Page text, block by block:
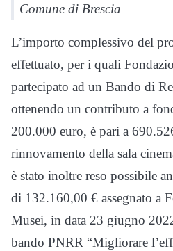
Comune di Brescia
L’importo complessivo del
effettuato, per i quali
partecipato ad un Bando di
ottenendo un contributo a
200.000 euro, è pari a
rinnovamento della sala
è stato inoltre reso possibile
di 132.160,00 € assegnato a
Musei, in data 23 giugno
bando PNRR “Migliorare